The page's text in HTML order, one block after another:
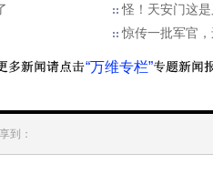
怪！天安门这
惊传一批军官
“万维专栏”
到：